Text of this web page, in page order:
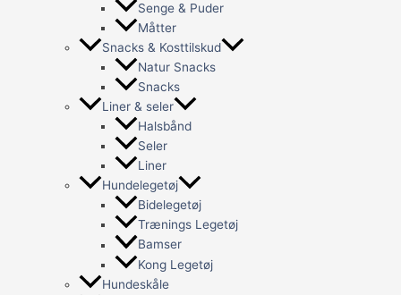
Senge & Puder
Måtter
Snacks & Kosttilskud
Natur Snacks
Snacks
Liner & seler
Halsbånd
Seler
Liner
Hundelegetøj
Bidelegetøj
Trænings Legetøj
Bamser
Kong Legetøj
Hundeskåle